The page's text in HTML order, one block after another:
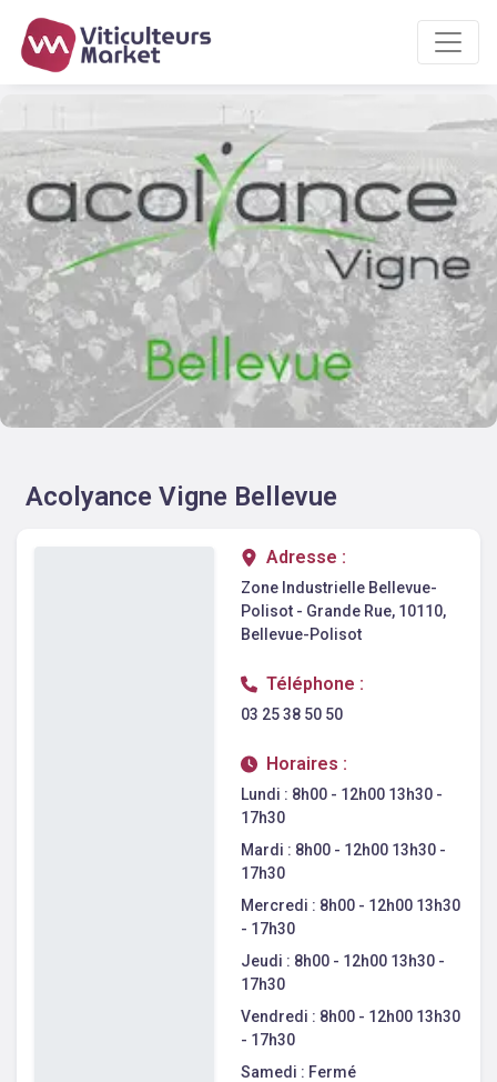
Acolyance Vigne Bellevue
Adresse :
Zone Industrielle Bellevue-
Polisot - Grande Rue, 10110,
Bellevue-Polisot
Téléphone :
03 25 38 50 50
Horaires :
Lundi : 8h00 - 12h00 13h30 -
17h30
Mardi : 8h00 - 12h00 13h30 -
17h30
Mercredi : 8h00 - 12h00 13h30
- 17h30
Jeudi : 8h00 - 12h00 13h30 -
17h30
Vendredi : 8h00 - 12h00 13h30
- 17h30
Samedi : Fermé